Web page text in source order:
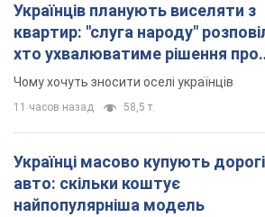
Українців планують виселяти з
квартир: "слуга народу"
хто ухвалюватиме рішення про
знесення будинків
Чому хочуть зносити оселі українців
11 часов назад 58,5 т.
Українці масово купують дорогі
авто: скільки коштує
найпопулярніша модель